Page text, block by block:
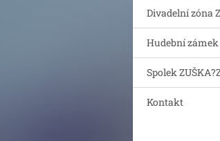
Divadelní zóna
Hudební zámek
Spolek
Kontakt